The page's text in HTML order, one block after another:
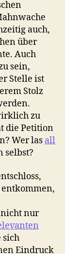
auch,
über
Auch
sein,
Stelle ist
Stolz
zu
die Petition
Wer las all
selbst?
nur
sich
Eindruck